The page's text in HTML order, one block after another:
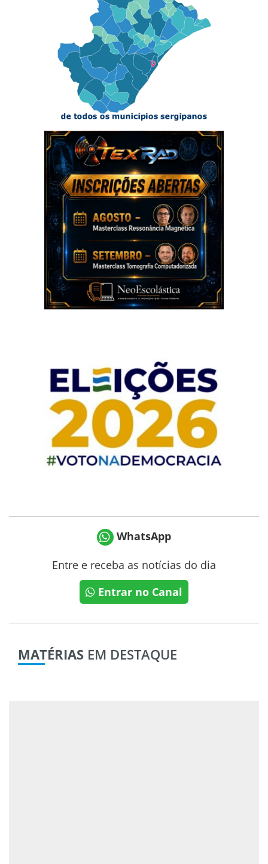
WhatsApp
Entre e receba as notícias do dia
Entrar no Canal
MATÉRIAS EM DESTAQUE